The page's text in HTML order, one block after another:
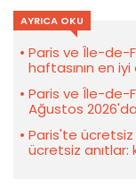
AYRICA OKU
Paris ve Île-de-
haftasının en
Paris ve Île-de-
Ağustos 2026'da
Paris'te
ücretsiz anıtlar: